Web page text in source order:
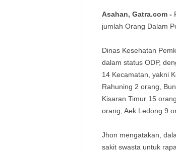
Asahan, Gatra.com -
jumlah Orang Dalam
Dinas Kesehatan
dalam status ODP,
14 Kecamatan, yakni
Rahuning 2 orang,
Kisaran Timur 15
orang, Aek Ledong 9
Jhon mengatakan,
sakit swasta untuk